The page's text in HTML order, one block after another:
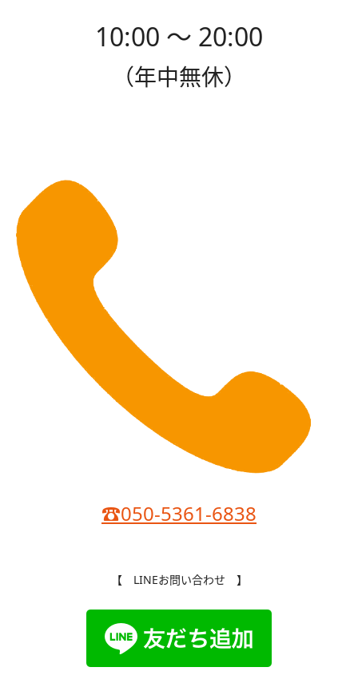
10:00 〜 20:00
（年中無休）
☎050-5361-6838
【 LINEお問い合わせ 】